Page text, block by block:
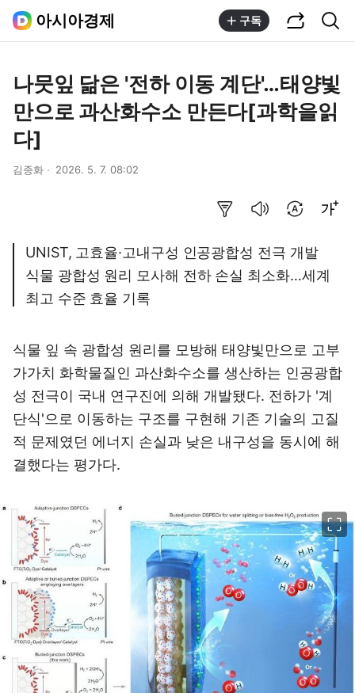
아시아경제 구독
나뭇잎 닮은 '전하 이동 계단'…태양빛
만으로 과산화수소 만든다[과학을읽
다]
김종화 2026. 5. 7. 08:02
UNIST, 고효율·고내구성 인공광합성 전극 개발
식물 광합성 원리 모사해 전하 손실 최소화…세계
최고 수준 효율 기록
식물 잎 속 광합성 원리를 모방해 태양빛만으로 고부
가가치 화학물질인 과산화수소를 생산하는 인공광합
성 전극이 국내 연구진에 의해 개발됐다. 전하가 '계
단식'으로 이동하는 구조를 구현해 기존 기술의 고질
적 문제였던 에너지 손실과 낮은 내구성을 동시에 해
결했다는 평가다.